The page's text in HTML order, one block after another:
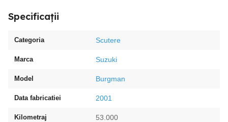
Specificații
Categoria Scutere
Marca Suzuki
Model Burgman
Data fabricatiei 2001
Kilometraj 53.000